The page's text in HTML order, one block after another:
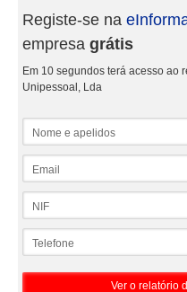
Registe-se na
empresa grátis
Em 10 segundos terá acesso ao
Unipessoal, Lda